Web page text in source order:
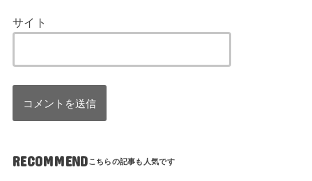
サイト
RECOMMEND